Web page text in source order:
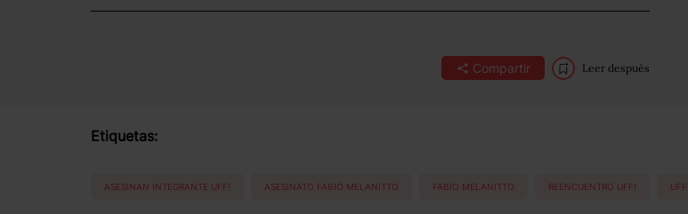
Compartir Leer después
Etiquetas:
ASESINAN INTEGRANTE UFF! ASESINATO FABIO MELANITTO FABIO MELANITTO REENCUENTRO UFF! UFF